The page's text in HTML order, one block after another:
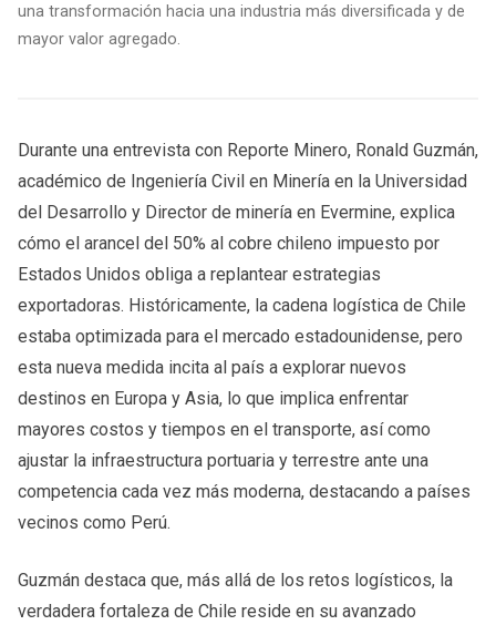
una transformación hacia una industria más diversificada y de
mayor valor agregado.
Durante una entrevista con Reporte Minero, Ronald Guzmán,
académico de Ingeniería Civil en Minería en la Universidad
del Desarrollo y Director de minería en Evermine, explica
cómo el arancel del 50% al cobre chileno impuesto por
Estados Unidos obliga a replantear estrategias
exportadoras. Históricamente, la cadena logística de Chile
estaba optimizada para el mercado estadounidense, pero
esta nueva medida incita al país a explorar nuevos
destinos en Europa y Asia, lo que implica enfrentar
mayores costos y tiempos en el transporte, así como
ajustar la infraestructura portuaria y terrestre ante una
competencia cada vez más moderna, destacando a países
vecinos como Perú.
Guzmán destaca que, más allá de los retos logísticos, la
verdadera fortaleza de Chile reside en su avanzado